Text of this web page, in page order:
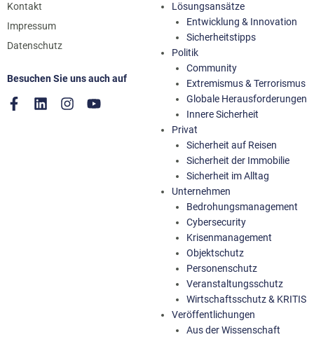
Kontakt
Impressum
Datenschutz
Besuchen Sie uns auch auf
Lösungsansätze
Entwicklung & Innovation
Sicherheitstipps
Politik
Community
Extremismus & Terrorismus
Globale Herausforderungen
Innere Sicherheit
Privat
Sicherheit auf Reisen
Sicherheit der Immobilie
Sicherheit im Alltag
Unternehmen
Bedrohungsmanagement
Cybersecurity
Krisenmanagement
Objektschutz
Personenschutz
Veranstaltungsschutz
Wirtschaftsschutz & KRITIS
Veröffentlichungen
Aus der Wissenschaft